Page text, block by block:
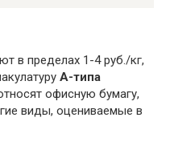
в пределах 1-4 руб./кг,
А-типа
офисную бумагу,
виды, оцениваемые в